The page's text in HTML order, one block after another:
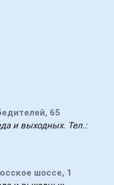
65
и выходных. Тел.:
шоссе, 1